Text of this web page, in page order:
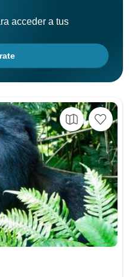
acceder a tus